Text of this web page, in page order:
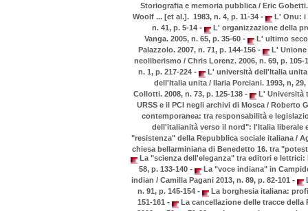
Storiografia e memoria pubblica / Eric
Woolf ... [et al.]. 1983, n. 4, p. 11-34 -
L' Onu: i
n. 41, p. 5-14 -
L' organizzazione della
Vanga. 2005, n. 65, p. 35-60 -
L' ultimo
Palazzolo. 2007, n. 71, p. 144-156 -
L' Unione
neoliberismo / Chris Lorenz. 2006, n. 69, p. 105-
n. 1, p. 217-224 -
L' università dell'Italia unita
dell'Italia unita / Ilaria Porciani. 1993, n, 29,
Collotti. 2008, n. 73, p. 125-138 -
L' Università
URSS e il PCI negli archivi di Mosca / Roberto
contemporanea: tra responsabilità e
dell'italianità verso il nord": l'Italia liberale
"resistenza" della Repubblica sociale italiana /
chiesa bellarminiana di Benedetto 16. tra
La "scienza dell'eleganza" tra editori e
58, p. 133-140 -
La "voce indiana" in
indian / Camilla Pagani 2013, n. 89, p. 82-101 -
n. 91, p. 145-154 -
La borghesia italiana:
151-161 -
La cancellazione delle tracce della